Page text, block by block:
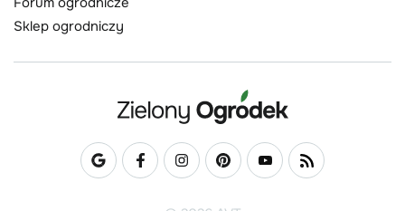
Sklep ogrodniczy